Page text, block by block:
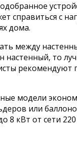
справиться с
дома.
между
то
модели
или
8 кВт от сети